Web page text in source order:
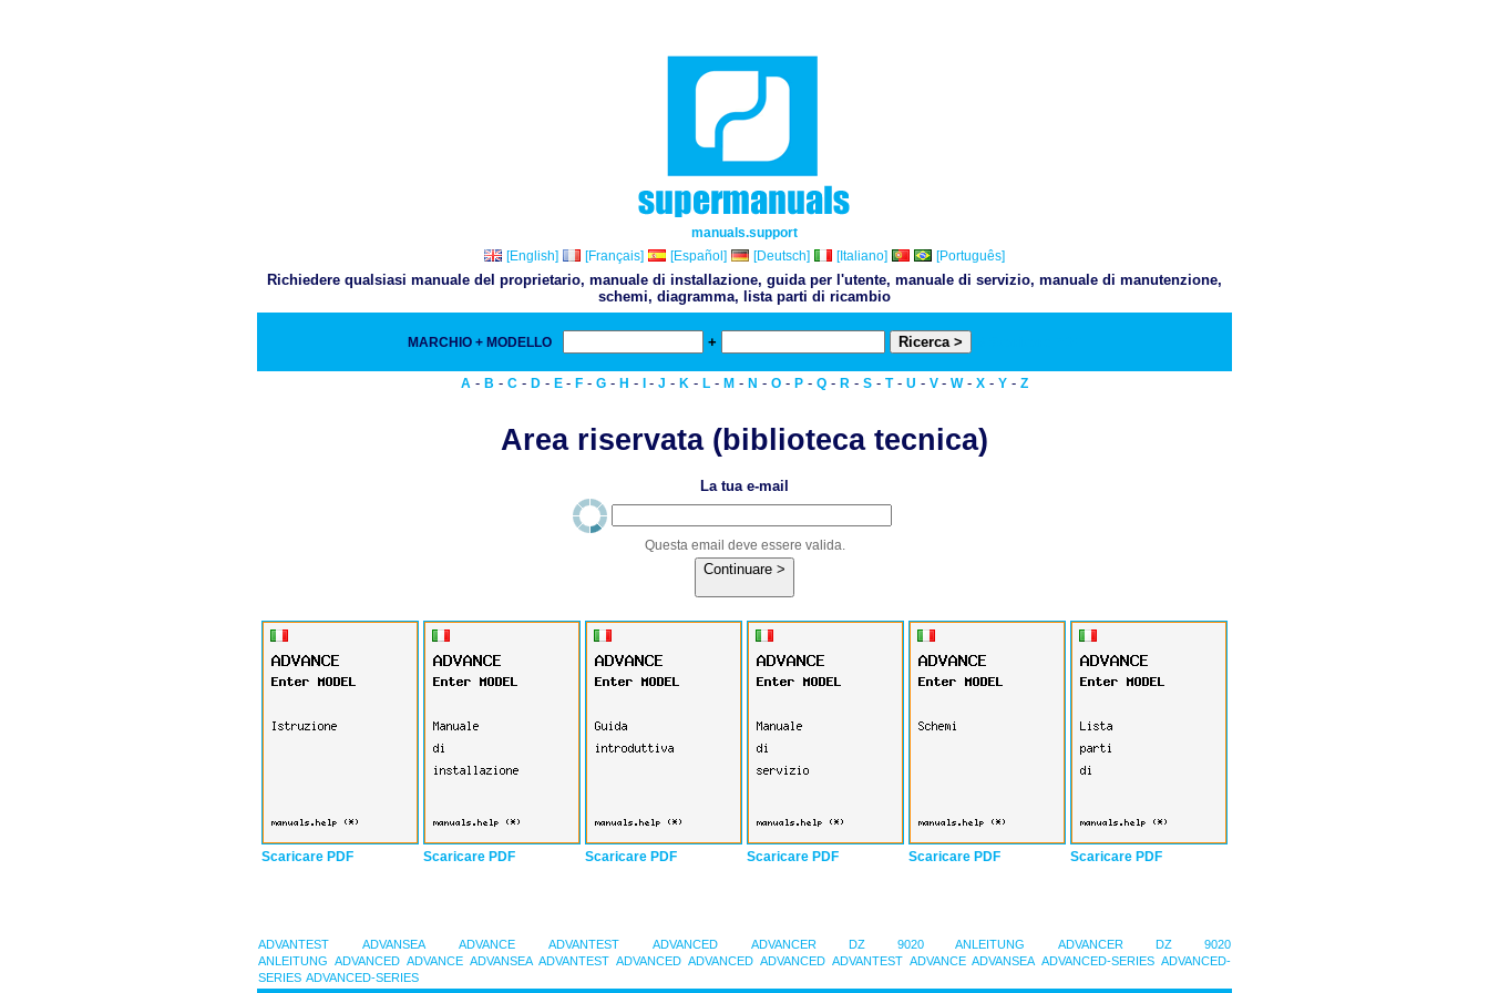
manuals.support
[English]
[Français] [Español] [Deutsch] [Italiano] [Português]
Richiedere qualsiasi manuale del proprietario, manuale di installazione, guida per l'utente, manuale di servizio, manuale di manutenzione,
schemi, diagramma, lista parti di ricambio
MARCHIO + MODELLO +
A - B - C - D - E - F - G - H - - J - K - L - M - N - O - P - Q - R - S - T- U - V - W- X - Y - Z
Area riservata (biblioteca tecnica)
La tua e-mail
Questa email deve essere valida.
Continuare >
Scaricare PDF Scaricare PDF Scaricare PDF Scaricare PDF Scaricare PDF Scaricare PDF
ADVANTEST ADVANSEA ADVANCE ADVANTEST ADVANCED ADVANCER DZ 9020 ANLEITUNG
ADVANCER DZ 9020
ANLEITUNG ADVANCED ADVANCE ADVANSEA ADVANTEST ADVANCED ADVANCED ADVANCED ADVANTEST ADVANCE ADVANSEA ADVANCED-SERIES ADVANCED-
SERIES ADVANCED-SERIES